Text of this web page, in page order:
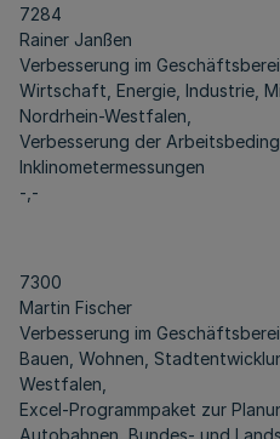
7284
Rainer Janßen
Verbesserung im
Wirtschaft, Energie, Industrie,
Nordrhein-Westfalen,
Verbesserung der
Inklinometermessungen
-,-
7300
Martin Fischer
Verbesserung im
Bauen, Wohnen,
Westfalen,
Excel-Programmpaket zur
Autobahnen, Bundes- und